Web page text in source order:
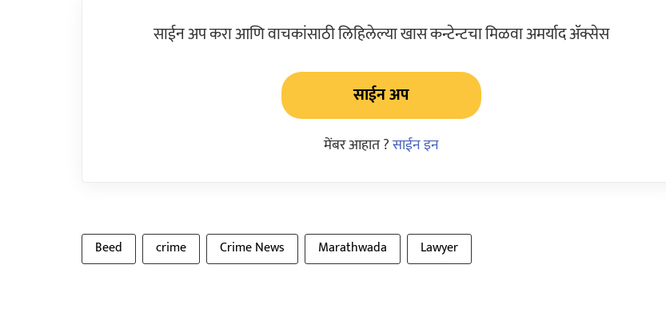
साईन अप करा आणि वाचकांसाठी लिहिलेल्या खास कन्टेन्टचा मिळवा अमर्याद ॲक्सेस
साईन अप
मेंबर आहात ?साईन इन
Beed crime Crime News Marathwada Lawyer